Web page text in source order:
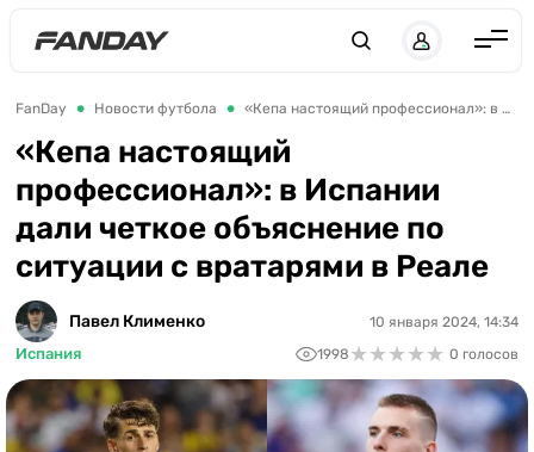
Англия
Испания
Германия
Италия
Франция
Украина
ЛЧ
ЛЕ
FanDay Новости футбола «Кепа настоящий профессионал»: в Испании дали четкое объяснение по ситуации с вратарями в Реале
«Кепа настоящий
профессионал»: в Испании
дали четкое объяснение по
ситуации с вратарями в Реале
Павел Клименко
Испания
10 января 2024, 14:34
1998 ★★★★★
★★★★★ 0 голосов